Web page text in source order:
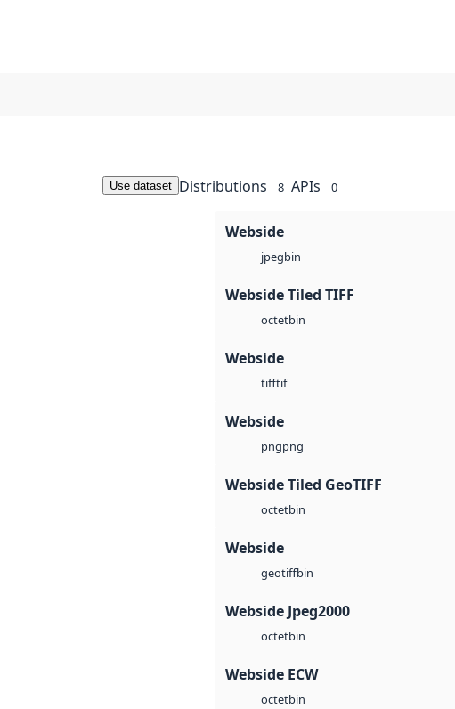
Use dataset Distributions 8 APIs 0
Webside
jpegbin
Webside Tiled TIFF
octetbin
Webside
tifftif
Webside
pngpng
Webside Tiled GeoTIFF
octetbin
Webside
geotiffbin
Webside Jpeg2000
octetbin
Webside ECW
octetbin